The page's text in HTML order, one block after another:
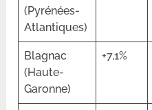
(Pyrénées-
Atlantiques)
Blagnac
(Haute-
Garonne)
+7,1%